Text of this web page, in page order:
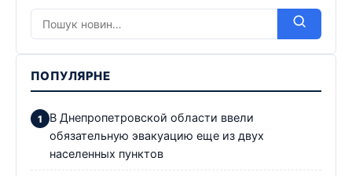
ПОПУЛЯРНЕ
В Днепропетровской области ввели
обязательную эвакуацию еще из двух
населенных пунктов